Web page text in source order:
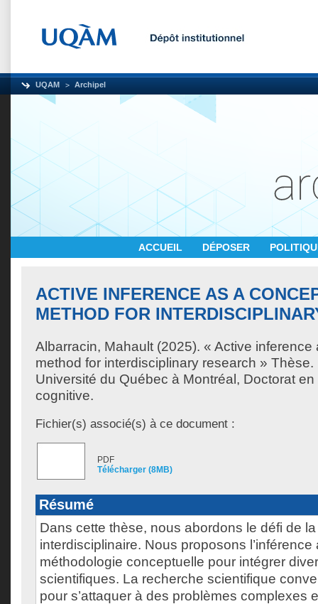
UQAM Archipel
ACCUEIL DÉPOSER
ACTIVE INFERENCE AS A
METHOD FOR
Albarracin, Mahault (2025). « Active
method for interdisciplinary research »
Université du Québec à Montréal, Doctorat
cognitive.
Fichier(s) associé(s) à ce document :
PDF
Télécharger (8MB)
Résumé
Dans cette thèse, nous abordons le défi de
interdisciplinaire. Nous proposons
méthodologie conceptuelle pour intégrer
scientifiques. La recherche scientifique
pour s’attaquer à des problèmes complexes